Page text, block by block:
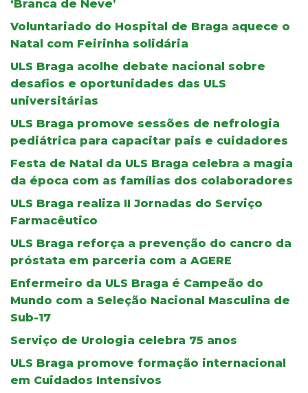
‘Branca de Neve’
Voluntariado do Hospital de Braga aquece o
Natal com Feirinha solidária
ULS Braga acolhe debate nacional sobre
desafios e oportunidades das ULS
universitárias
ULS Braga promove sessões de nefrologia
pediátrica para capacitar pais e cuidadores
Festa de Natal da ULS Braga celebra a magia
da época com as famílias dos colaboradores
ULS Braga realiza II Jornadas do Serviço
Farmacêutico
ULS Braga reforça a prevenção do cancro da
próstata em parceria com a AGERE
Enfermeiro da ULS Braga é Campeão do
Mundo com a Seleção Nacional Masculina de
Sub-17
Serviço de Urologia celebra 75 anos
ULS Braga promove formação internacional
em Cuidados Intensivos